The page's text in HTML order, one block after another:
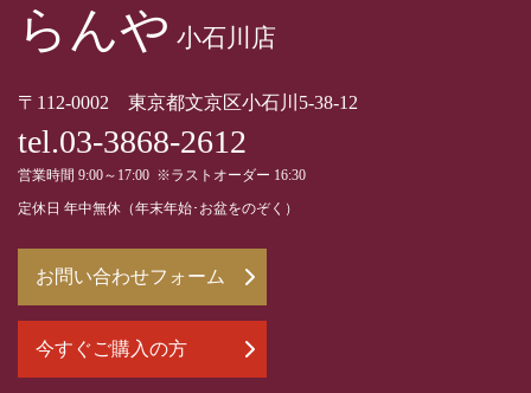
らんや 小石川店
〒112-0002 東京都文京区小石川5-38-12
tel.03-3868-2612
営業時間 9:00～17:00 ※ラストオーダー 16:30
定休日 年中無休（年末年始･お盆をのぞく）
お問い合わせフォーム
今すぐご購入の方